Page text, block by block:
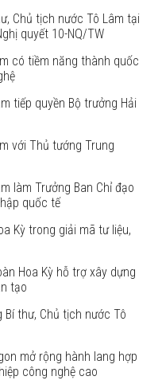
Chủ tịch nước Tô Lâm tại
quyết 10-NQ/TW
có tiềm năng thành quốc
tiếp quyền Bộ trưởng Hải
với Thủ tướng Trung
làm Trưởng Ban Chỉ đạo
quốc tế
Kỳ trong giải mã tư liệu,
Hoa Kỳ hỗ trợ xây dựng
tạo
thư, Chủ tịch nước Tô
mở rộng hành lang hợp
công nghệ cao